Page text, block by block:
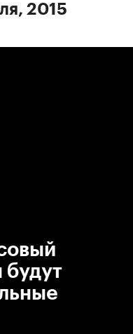
2015
будут